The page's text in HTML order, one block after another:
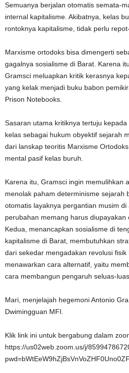
Semuanya berjalan otomatis semata-
internal kapitalisme. Akibatnya, kelas
rontoknya kapitalisme, tidak perlu
Marxisme ortodoks bisa dimengerti
gagalnya sosialisme di Barat. Karena
Gramsci meluapkan kritik kerasnya
yang kelak menjadi buku babon
Prison Notebooks.
Sasaran utama kritiknya tertuju
kelas sebagai hukum obyektif sejarah
dari lanskap teoritis Marxisme
mental pasif kelas buruh.
Karena itu, Gramsci ingin memulihkan
menolak paham determinisme sejarah
otomatis layaknya pergantian musim
perubahan memang harus diupayakan
Kedua, menancapkan sosialisme di
kapitalisme di Barat, membutuhkan
dari sekedar mengadakan revolusi
menawarkan cara alternatif, yaitu
cara membangun pengaruh seluas-
Mari, menjelajah hegemoni Antonio
Dwimingguan MFI.
Klik link ini untuk bergabung dalam
https://us02web.zoom.us/j/